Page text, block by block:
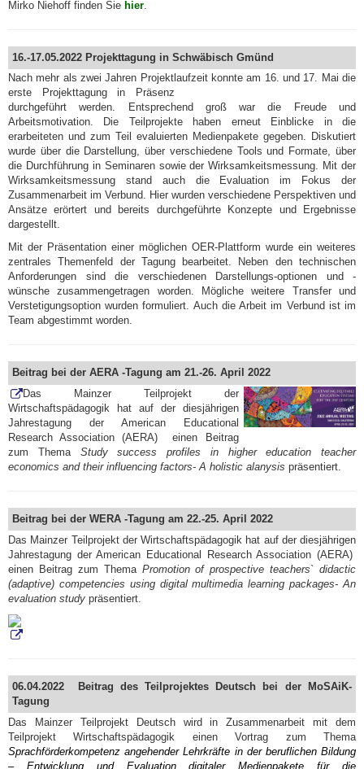
Mirko Niehoff finden Sie hier
16.-17.05.2022 Projekttagung in Schwäbisch Gmünd
Nach mehr als zwei Jahren Projektlaufzeit konnte am 16. und 17. Mai die
erste Projekttagung in Präsenz
durchgeführt werden. Entsprechend groß war die Freude und
Arbeitsmotivation. Die Teilprojekte haben erneut Einblicke in die
erarbeiteten und zum Teil evaluierten Medienpakete gegeben. Diskutiert
wurde über die Darstellung, über verschiedene Tools und Formate, über
die Durchführung in Seminaren sowie der Wirksamkeitsmessung. Mit der
Wirksamkeitsmessung stand auch die Evaluation im Fokus der
Zusammenarbeit im Verbund. Hier wurden verschiedene Perspektiven und
Ansätze erörtert und bereits durchgeführte Konzepte und Ergebnisse
dargestellt.
Mit der Präsentation einer möglichen OER-Plattform wurde ein weiteres
zentrales Themenfeld der Tagung bearbeitet. Neben den technischen
Anforderungen sind die verschiedenen Darstellungs-optionen und -
wünsche zusammengetragen worden. Mögliche weitere Transfer und
Verstetigungsoption wurden formuliert. Auch die Arbeit im Verbund ist im
Team abgestimmt worden.
Beitrag bei der AERA -Tagung am 21.-26. April 2022
Das Mainzer Teilprojekt der
Wirtschaftspädagogik hat auf der diesjährigen
Jahrestagung der American Educational
Research Association (AERA) einen Beitrag
zum Thema Study success profiles in higher education teacher
economics and their influencing factors- A holistic alanysis präsentiert.
Beitrag bei der WERA -Tagung am 22.-25. April 2022
Das Mainzer Teilprojekt der Wirtschaftspädagogik hat auf der diesjährigen
Jahrestagung der American Educational Research Association (AERA)
einen Beitrag zum Thema Promotion of prospective teachers` didactic
(adaptive) competencies using digital multimedia learning packages- An
evaluation study präsentiert.
06.04.2022 Beitrag des Teilprojektes Deutsch bei der MoSAiK-
Tagung
Das Mainzer Teilprojekt Deutsch wird in Zusammenarbeit mit dem
Teilprojekt Wirtschaftspädagogik einen Vortrag zum Thema
Sprachförderkompetenz angehender Lehrkräfte in der beruflichen Bildung
– Entwicklung und Evaluation digitaler Medienpakete für die